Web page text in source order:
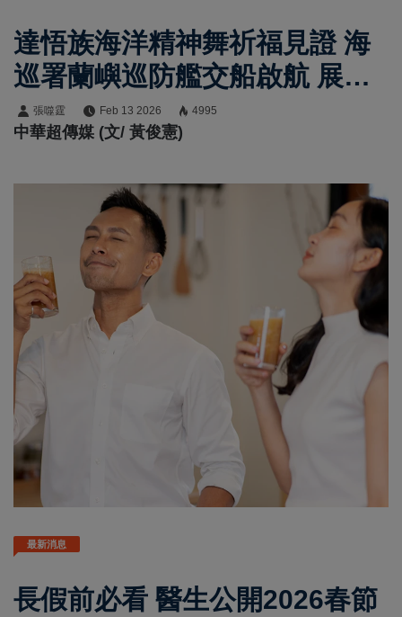
達悟族海洋精神舞祈福見證 海
巡署蘭嶼巡防艦交船啟航 展現
守護臺灣海域決心
張噬霆 Feb 13 2026 4995
中華超傳媒 (文/ 黃俊憲)
最新消息
長假前必看 醫生公開2026春節